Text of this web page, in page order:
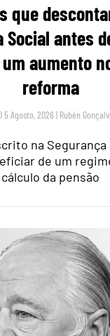
que
Social antes
aumento
reforma
5 Agosto, 2026 | Rubén
na
de um
cálculo da pensão